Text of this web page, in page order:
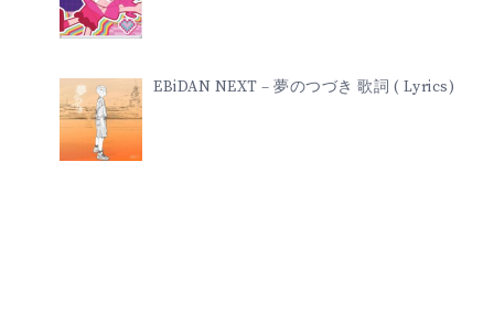
EBiDAN NEXT – 夢のつづき 歌詞 ( Lyrics)